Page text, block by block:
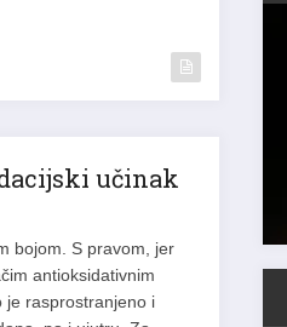
učinak
bojom. S pravom, jer
antioksidativnim
je rasprostranjeno i